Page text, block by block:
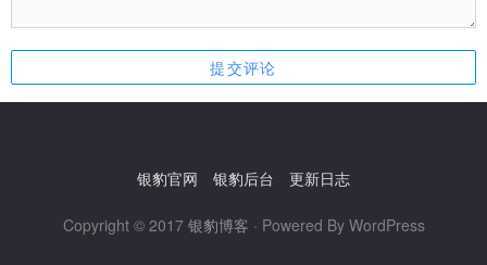
银豹官网 银豹后台 更新日志
Copyright © 2017 银豹博客 · Powered By WordPress